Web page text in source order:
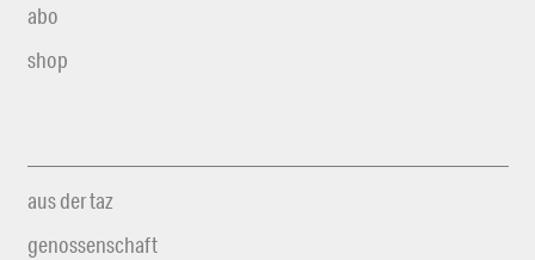
abo
shop
aus der taz
genossenschaft